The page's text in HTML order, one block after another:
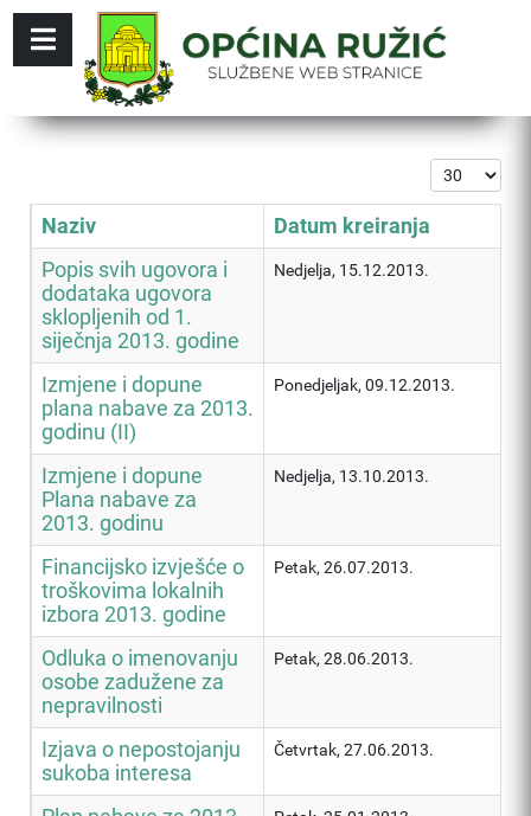
Prikaz #
Naziv
Datum kreiranja
Popis svih ugovora i
dodataka ugovora
sklopljenih od 1.
siječnja 2013. godine
Nedjelja, 15.12.2013.
Izmjene i dopune
plana nabave za 2013.
godinu (II)
Ponedjeljak, 09.12.2013.
Izmjene i dopune
Plana nabave za
2013. godinu
Nedjelja, 13.10.2013.
Financijsko izvješće o
troškovima lokalnih
izbora 2013. godine
Petak, 26.07.2013.
Odluka o imenovanju
osobe zadužene za
nepravilnosti
Petak, 28.06.2013.
Izjava o nepostojanju
sukoba interesa
Četvrtak, 27.06.2013.